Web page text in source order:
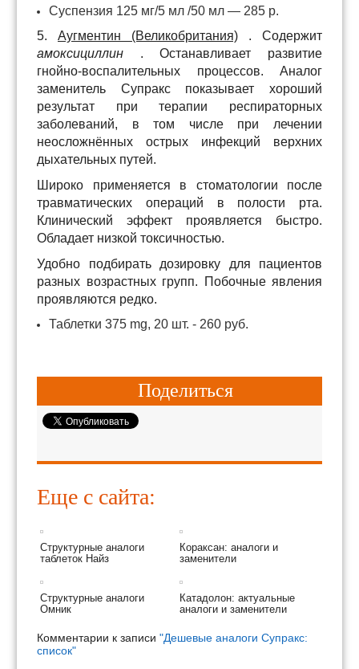
Суспензия 125 мг/5 мл /50 мл — 285 р.
5. Аугментин (Великобритания) . Содержит
амоксициллин . Останавливает развитие
гнойно-воспалительных процессов. Аналог
заменитель Супракс показывает хороший
результат при терапии респираторных
заболеваний, в том числе при лечении
неосложнённых острых инфекций верхних
дыхательных путей.
Широко применяется в стоматологии после
травматических операций в полости рта.
Клинический эффект проявляется быстро.
Обладает низкой токсичностью.
Удобно подбирать дозировку для пациентов
разных возрастных групп. Побочные явления
проявляются редко.
Таблетки 375 mg, 20 шт. - 260 руб.
Поделиться
Еще с сайта:
Структурные аналоги
таблеток Найз
Кораксан: аналоги и
заменители
Структурные аналоги
Омник
Катадолон: актуальные
аналоги и заменители
Комментарии к записи "Дешевые аналоги Супракс:
список"